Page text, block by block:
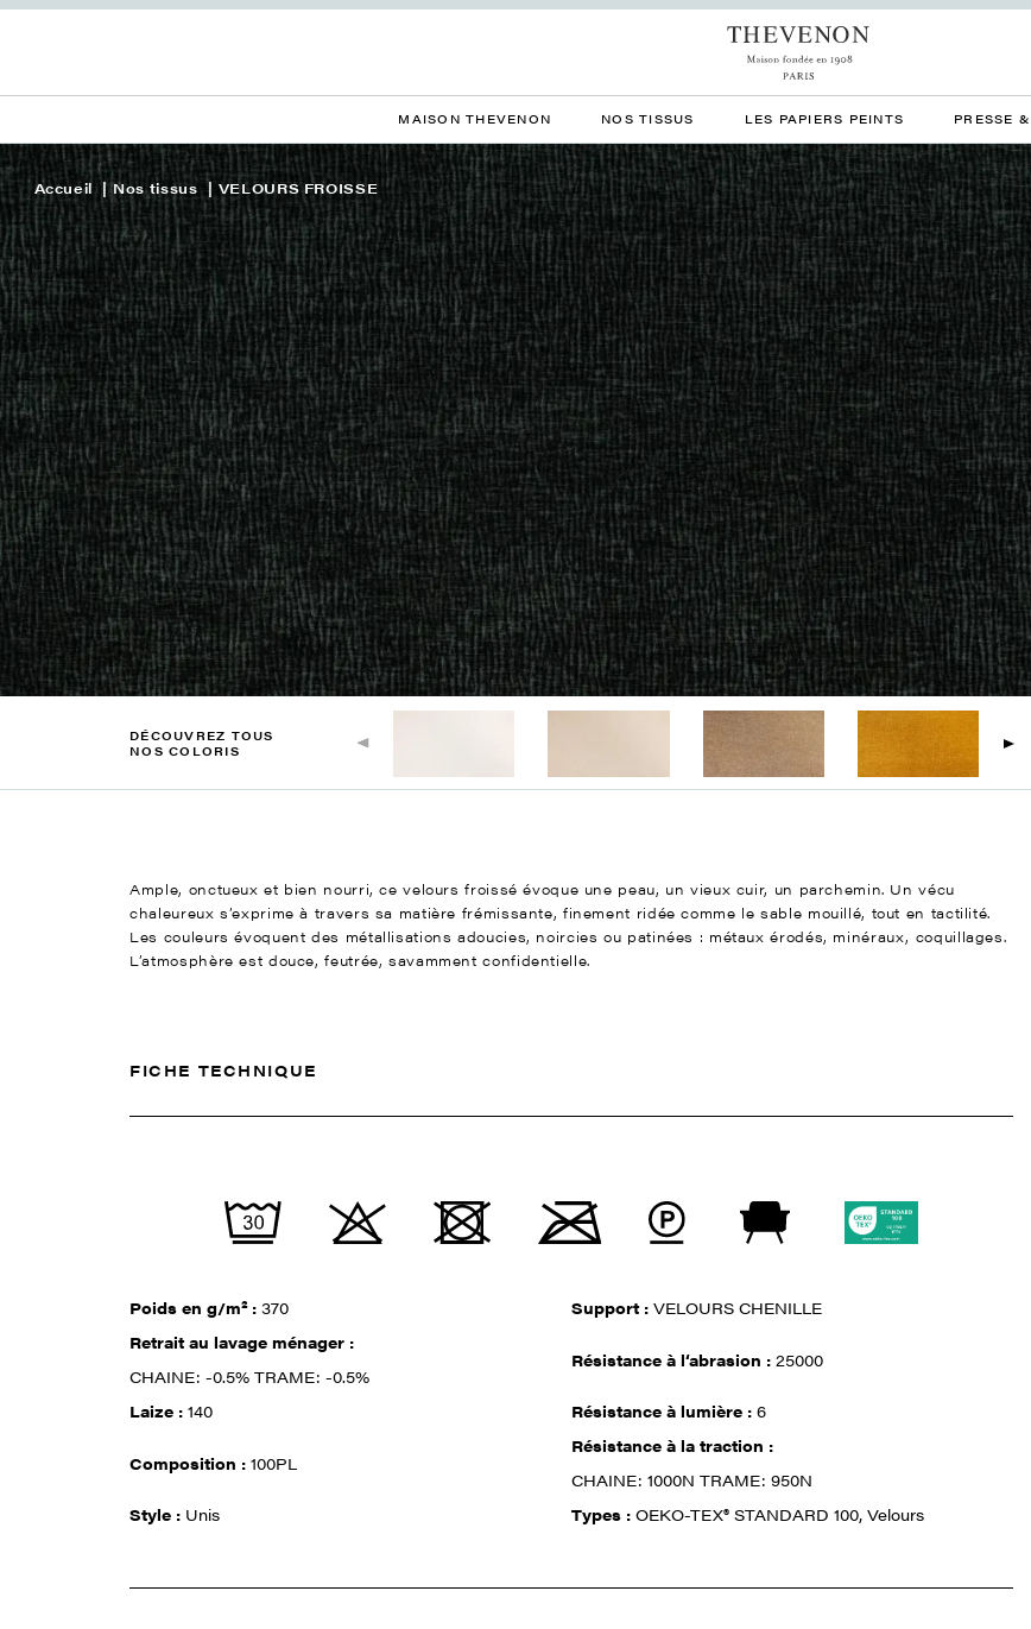
MAISON THEVENON NOS TISSUS LES PAPIERS PEINTS PRESSE
Accueil Nos tissus VELOURS FROISSE
DÉCOUVREZ TOUS
NOS COLORIS
Ample, onctueux et bien nourri, ce velours froissé évoque une peau, un vieux cuir, un parchemin. Un vécu
chaleureux s’exprime à travers sa matière frémissante, finement ridée comme le sable mouillé, tout en tactilité.
Les couleurs évoquent des métallisations adoucies, noircies ou patinées : métaux érodés, minéraux, coquillages.
L’atmosphère est douce, feutrée, savamment confidentielle.
FICHE TECHNIQUE
Poids en g/m² :370 Support :VELOURS CHENILLE
Retrait au lavage ménager :
CHAINE: -0.5% TRAME: -0.5%
Résistance à l‘abrasion :25000
Laize :140 Résistance à lumière :6
Composition :100PL
Résistance à la traction :
CHAINE: 1000N TRAME: 950N
Style : Unis Types :OEKO-TEX® STANDARD 100, Velours